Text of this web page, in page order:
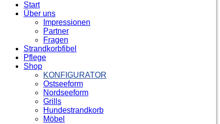
Start
Über uns
Impressionen
Partner
Fragen
Strandkorbfibel
Pflege
Shop
KONFIGURATOR
Ostseeform
Nordseeform
Grills
Hundestrandkorb
Möbel